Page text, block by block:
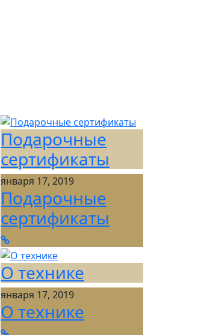
Подарочные
сертификаты
января 17, 2019
Подарочные
сертификаты
О технике
января 17, 2019
О технике